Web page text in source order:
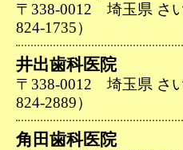
〒338-0012 埼玉県 さ
824-1735）
井出歯科医院
〒338-0012 埼玉県 さ
824-2889）
角田歯科医院